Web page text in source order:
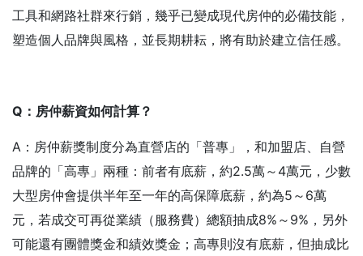
工具和網路社群來行銷，幾乎已變成現代房仲的必備技能，
塑造個人品牌與風格，並長期耕耘，將有助於建立信任感。
Q ：房仲薪資如何計算？
A：房仲薪獎制度分為直營店的「普專」，和加盟店、自營
品牌的「高專」兩種：前者有底薪，約2.5萬～4萬元，少數
大型房仲會提供半年至一年的高保障底薪，約為5～6萬
元，若成交可再從業績（服務費）總額抽成8%～9%，另外
可能還有團體獎金和績效獎金；高專則沒有底薪，但抽成比